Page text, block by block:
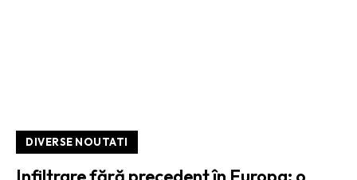
DIVERSE NOUTATI